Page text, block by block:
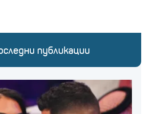
публикации